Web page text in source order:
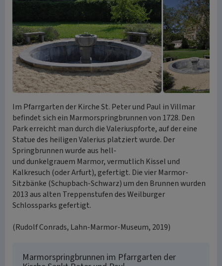
Im Pfarrgarten der Kirche St. Peter und Paul in Villmar
befindet sich ein Marmorspringbrunnen von 1728. Den
Park erreicht man durch die Valeriuspforte, auf der eine
Statue des heiligen Valerius platziert wurde. Der
Springbrunnen wurde aus hell-
und dunkelgrauem Marmor, vermutlich Kissel und
Kalkresuch (oder Arfurt), gefertigt. Die vier Marmor-
Sitzbänke (Schupbach-Schwarz) um den Brunnen wurden
2013 aus alten Treppenstufen des Weilburger
Schlossparks gefertigt.
(Rudolf Conrads, Lahn-Marmor-Museum, 2019)
Marmorspringbrunnen im Pfarrgarten der